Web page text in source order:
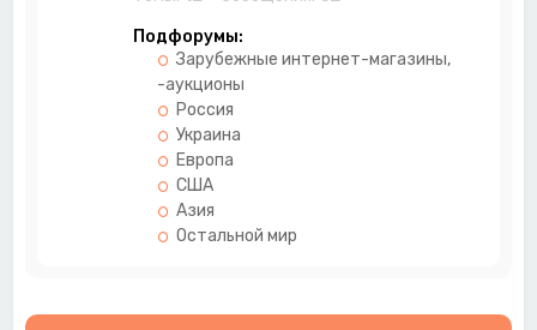
Подфорумы:
Зарубежные интернет-магазины,
-аукционы
Россия
Украина
Европа
США
Азия
Остальной мир